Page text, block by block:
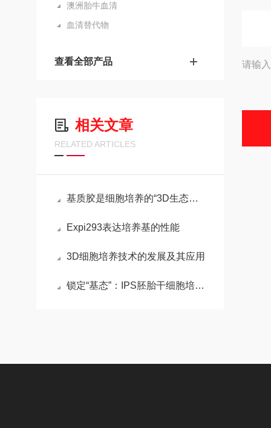
澳洲胎牛血清
血清替代物
查看全部产品
相关文章
RELATED ARTICLES
基质胶是细胞培养的“3D生态模拟器”，解锁组织工程新维度
Expi293表达培养基的性能
3D细胞培养技术的发展及其应用
锁定“基态”：IPS胚胎干细胞培养基的化学重编程术
请输